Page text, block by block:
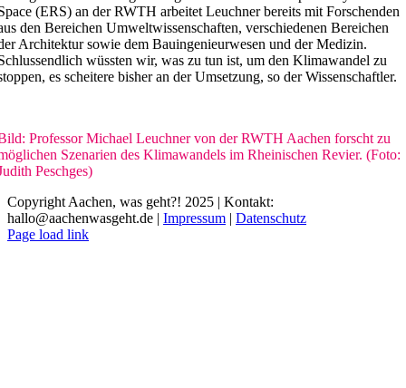
(ERS) an der RWTH arbeitet Leuchner bereits mit Forschenden
den Bereichen Umweltwissenschaften, verschiedenen Bereichen
Architektur sowie dem Bauingenieurwesen und der Medizin.
wüssten wir, was zu tun ist, um den Klimawandel zu
es scheitere bisher an der Umsetzung, so der Wissenschaftler.
Professor Michael Leuchner von der RWTH Aachen forscht zu
Szenarien des Klimawandels im Rheinischen Revier. (Foto:
Peschges)
Copyright Aachen, was geht?! 2025 | Kontakt:
hallo@aachenwasgeht.de | Impressum | Datenschutz
Instagram
LinkedIn
Tiktok
YouTube
Page load link